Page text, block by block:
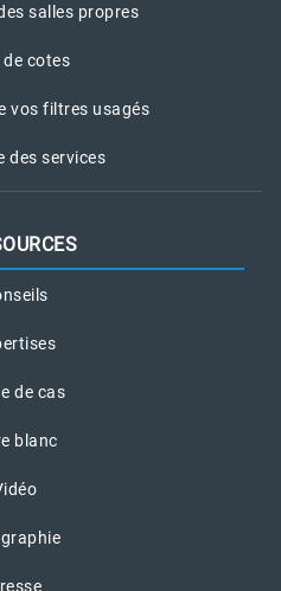
salles propres
de cotes
vos filtres usagés
des services
de cas
blanc